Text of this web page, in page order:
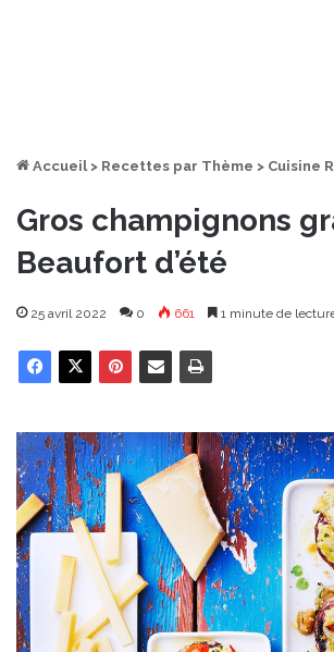
Accueil > Recettes par Thème > Cuisine
Gros champignons
Beaufort d’été
25 avril 2022 0 661 1 minute de